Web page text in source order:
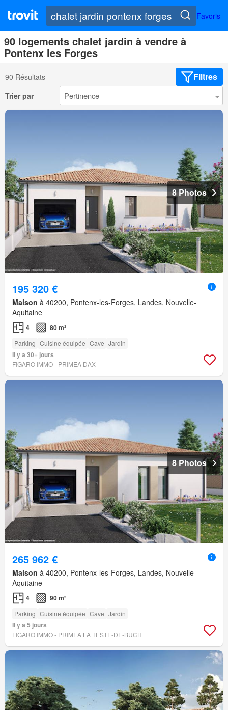
Favoris
90 logements chalet jardin à vendre à
Pontenx les Forges
90 Résultats Filtres
Trier par
8 Photos
195 320 €
Maison à 40200, Pontenx-les-Forges, Landes, Nouvelle-
Aquitaine
4 80 m²
Parking Cuisine équipée Cave Jardin
Il y a 30+ jours
FIGARO IMMO - PRIMEA DAX
8 Photos
265 962 €
Maison à 40200, Pontenx-les-Forges, Landes, Nouvelle-
Aquitaine
4 90 m²
Parking Cuisine équipée Cave Jardin
Il y a 5 jours
FIGARO IMMO - PRIMEA LA TESTE-DE-BUCH